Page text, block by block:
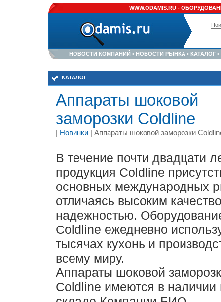
WWW.ODAMIS.RU -
НОВОСТИ КОМПАНИЙ • НОВОСТИ РЫНКА • КАТАЛОГ •
КАТАЛОГ
Аппараты шоковой
заморозки Coldline
| Новинки | Аппараты шоковой заморозки
В течение почти двадцати
продукция Coldline
основных международных
отличаясь высоким
надежностью.
Coldline ежедневно
тысячах кухонь и
всему миру.
Аппараты шоковой
Coldline имеются в наличии